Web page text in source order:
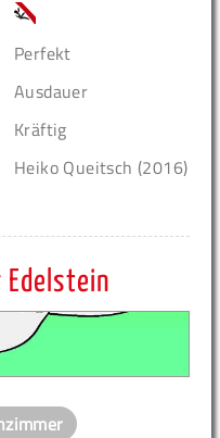
Perfekt
Ausdauer
Kräftig
Heiko Queitsch (2016)